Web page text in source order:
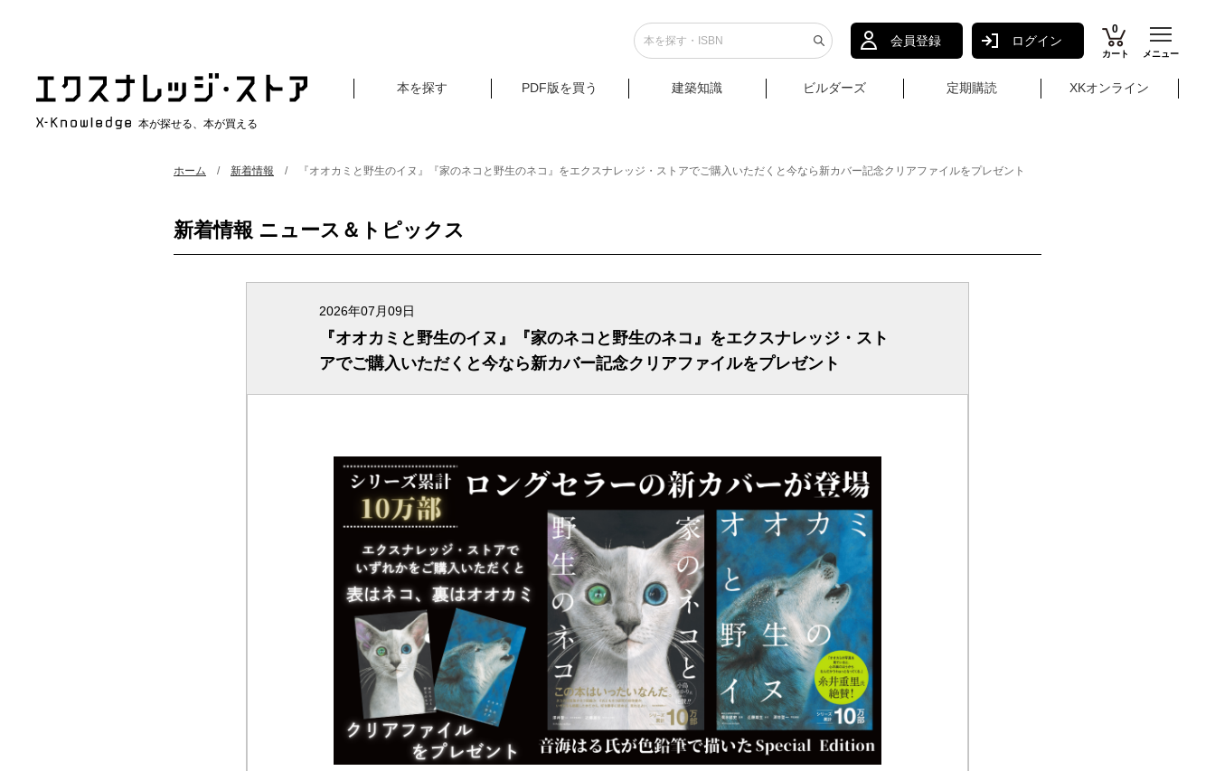
会員登録 ログイン
0
カート メニュー
本が探せる、本が買える
本を探す PDF版を買う 建築知識 ビルダーズ 定期購読 XKオンライン
ホーム 新着情報 『オオカミと野生のイヌ』『家のネコと野生のネコ』をエクスナレッジ・ストアでご購入いただくと今なら新カバー記念クリアファイルをプレゼント
新着情報 ニュース＆トピックス
2026年07月09日
『オオカミと野生のイヌ』『家のネコと野生のネコ』をエクスナレッジ・スト
アでご購入いただくと今なら新カバー記念クリアファイルをプレゼント